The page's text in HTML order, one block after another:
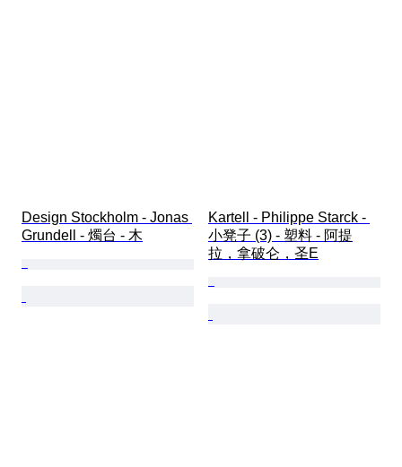
Design Stockholm - Jonas
Grundell - 燭台 - 木
Kartell - Philippe Starck -
小凳子 (3) - 塑料 - 阿提
拉，拿破仑，圣E